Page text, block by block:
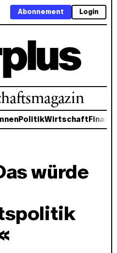
Login
Abonnement
PolitikWirtschaft
würde